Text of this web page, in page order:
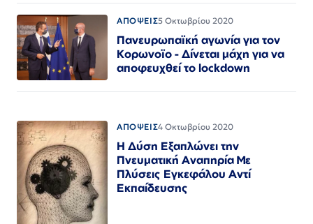
ΑΠΟΨΕΙΣ5 Οκτωβρίου 2020
Πανευρωπαϊκή αγωνία για τον
Κορωνοϊο - Δίνεται μάχη για να
αποφευχθεί το lockdown
ΑΠΟΨΕΙΣ4 Οκτωβρίου 2020
Η Δύση Εξαπλώνει την
Πνευματική Αναπηρία Με
Πλύσεις Εγκεφάλου Αντί
Εκπαίδευσης